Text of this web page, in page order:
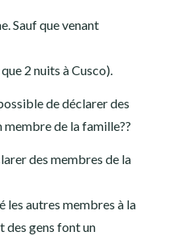
Sauf que venant
2 nuits à Cusco).
de déclarer des
de la famille??
des membres de la
les autres membres à la
des gens font un